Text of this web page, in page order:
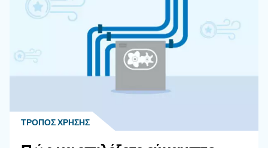
σωλήνωσης μεταξύ του αεροσυμπιεστή και του
απομακρυσμένου σταθμού εργασίας στην
Τα Μεγέθη Χώρου Εγκατάστασης
Αεροσυμπιεστή